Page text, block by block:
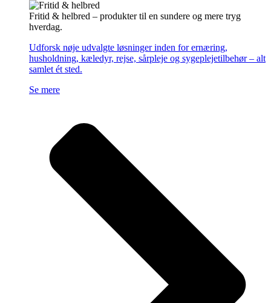
Fritid & helbred – produkter til en sundere og mere tryg
hverdag.
Udforsk nøje udvalgte løsninger inden for ernæring,
husholdning, kæledyr, rejse, sårpleje og sygeplejetilbehør – alt
samlet ét sted.
Se mere